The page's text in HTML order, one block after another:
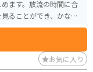
ます。放流の時間に合
ることができ、かなり
んでくるぐらいの水圧
織りなす景色も絶景で
お気に入り